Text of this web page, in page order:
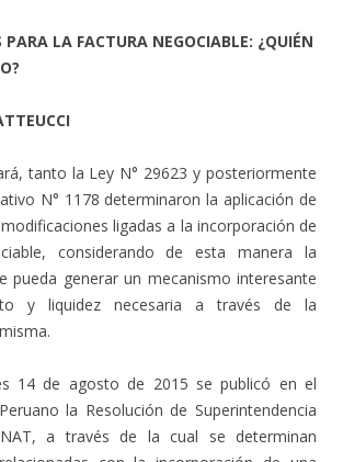
LA FACTURA NEGOCIABLE: ¿QUIÉN
tanto la Ley N° 29623 y posteriormente
N° 1178 determinaron la aplicación de
ligadas a la incorporación de
considerando de esta manera la
pueda generar un mecanismo interesante
y liquidez necesaria a través de la
14 de agosto de 2015 se publicó en el
la Resolución de Superintendencia
a través de la cual se determinan